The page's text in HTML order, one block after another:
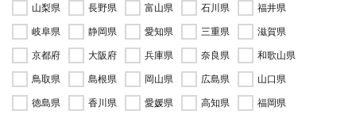
山梨県
長野県 富山県 石川県
福井県
岐阜県
静岡県 愛知県 三重県
滋賀県
京都府
大阪府 兵庫県 奈良県
和歌山県
鳥取県
島根県 岡山県 広島県
山口県
徳島県
香川県 愛媛県 高知県
福岡県